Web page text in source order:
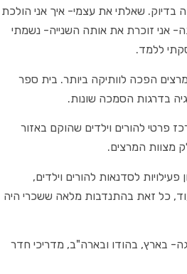
בדיוק. שאלתי את עצמי- איך אני הולכת
להיכנס לכיתה- אני זוכרת את אותה השנייה- נשמתי
ללמד.
הפכה לוותיקה ביותר. בית ספר
להורים וילדים שהוקם באזור
מצוות המרצים.
המון פעילויות לסדנאות להורים וילדים,
כל זאת בהתנדבות מלאה ששכרי היה
בארץ, בהודו ובארה"ב, מדריכי חדר